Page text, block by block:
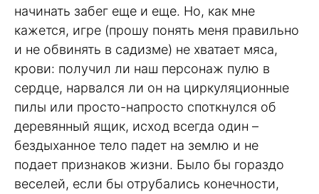
начинать забег еще и еще. Но, как мне
кажется, игре (прошу понять меня правильно
и не обвинять в садизме) не хватает мяса,
крови: получил ли наш персонаж пулю в
сердце, нарвался ли он на циркуляционные
пилы или просто-напросто споткнулся об
деревянный ящик, исход всегда один –
бездыханное тело падет на землю и не
подает признаков жизни. Было бы гораздо
веселей, если бы отрубались конечности,